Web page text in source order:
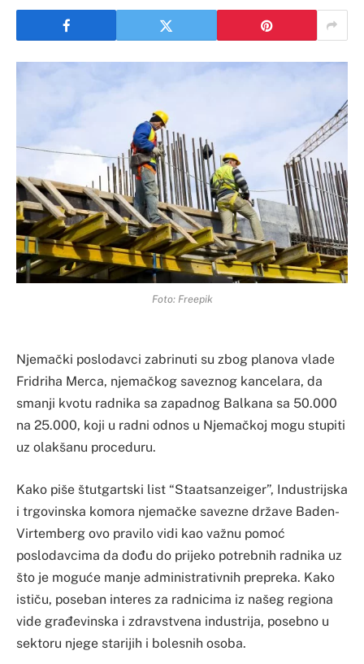
Foto: Freepik
Njemački poslodavci zabrinuti su zbog planova vlade
Fridriha Merca, njemačkog saveznog kancelara, da
smanji kvotu radnika sa zapadnog Balkana sa 50.000
na 25.000, koji u radni odnos u Njemačkoj mogu stupiti
uz olakšanu proceduru.
Kako piše štutgartski list “Staatsanzeiger”, Industrijska
i trgovinska komora njemačke savezne države Baden-
Virtemberg ovo pravilo vidi kao važnu pomoć
poslodavcima da dođu do prijeko potrebnih radnika uz
što je moguće manje administrativnih prepreka. Kako
ističu, poseban interes za radnicima iz našeg regiona
vide građevinska i zdravstvena industrija, posebno u
sektoru njege starijih i bolesnih osoba.